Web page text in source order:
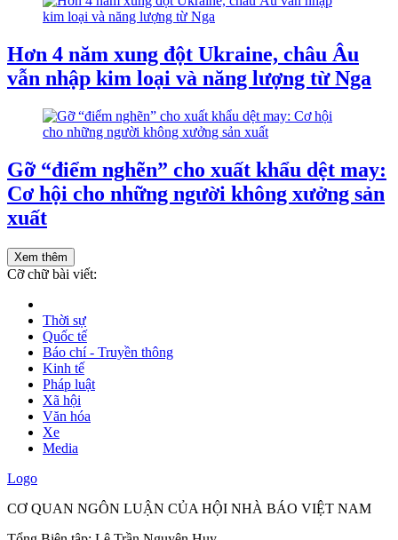
Hơn 4 năm xung đột Ukraine, châu Âu
vẫn nhập kim loại và năng lượng từ Nga
Gỡ “điểm nghẽn” cho xuất khẩu dệt may:
Cơ hội cho những người không xưởng sản
xuất
Xem thêm
Cỡ chữ bài viết:
Thời sự
Quốc tế
Báo chí - Truyền thông
Kinh tế
Pháp luật
Xã hội
Văn hóa
Xe
Media
Logo
CƠ QUAN NGÔN LUẬN CỦA HỘI NHÀ BÁO VIỆT NAM